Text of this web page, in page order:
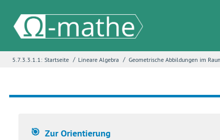
5.7.3.3.1.1: Startseite / Lineare Algebra / Geometrische Abbildungen im
Zur Orientierung